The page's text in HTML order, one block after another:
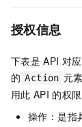
授权信息
下表是 API 对
的 Action 元
用此 API 的权
操作：是指